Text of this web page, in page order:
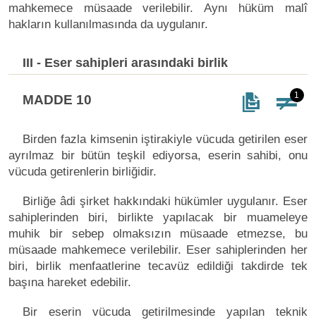
mahkemece müsaade verilebilir. Aynı hüküm malî
hakların kullanılmasında da uygulanır.
III - Eser sahipleri arasındaki birlik
MADDE 10 1
Birden fazla kimsenin iştirakiyle vücuda getirilen eser
ayrılmaz bir bütün teşkil ediyorsa, eserin sahibi, onu
vücuda getirenlerin birliğidir.
Birliğe âdi şirket hakkındaki hükümler uygulanır. Eser
sahiplerinden biri, birlikte yapılacak bir muameleye
muhik bir sebep olmaksızın müsaade etmezse, bu
müsaade mahkemece verilebilir. Eser sahiplerinden her
biri, birlik menfaatlerine tecavüz edildiği takdirde tek
başına hareket edebilir.
Bir eserin vücuda getirilmesinde yapılan teknik